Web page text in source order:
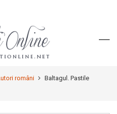
români
Baltagul. Pastile